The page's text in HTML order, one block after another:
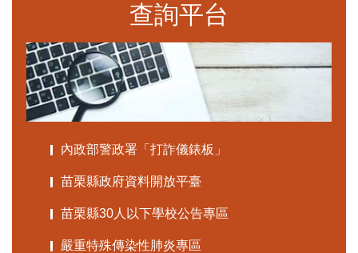
查詢平台
內政部警政署「打詐儀錶板」
苗栗縣政府資料開放平臺
苗栗縣30人以下學校公告專區
嚴重特殊傳染性肺炎專區